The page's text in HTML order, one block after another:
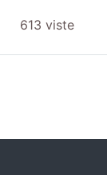
Applicazioni
613 viste